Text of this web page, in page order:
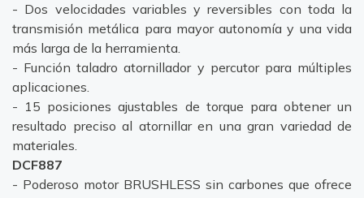
- Dos velocidades variables y reversibles con toda la
transmisión metálica para mayor autonomía y una vida
más larga de la herramienta.
- Función taladro atornillador y percutor para múltiples
aplicaciones.
- 15 posiciones ajustables de torque para obtener un
resultado preciso al atornillar en una gran variedad de
materiales.
DCF887
- Poderoso motor BRUSHLESS sin carbones que ofrece